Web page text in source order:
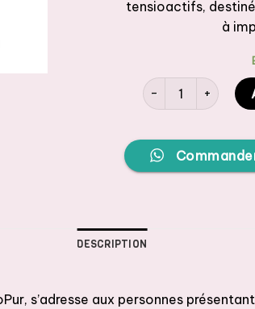
tensioactifs,
à
quantité de Eucerin
DESCRIPTION
s’adresse aux personnes